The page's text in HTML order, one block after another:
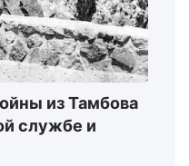
из Тамбова
службе и